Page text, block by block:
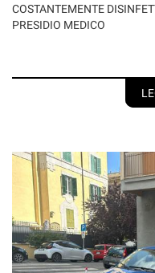
COSTANTEMENTE
PRESIDIO MEDICO
ANCHE IN ALTRE VARIANTI
Nuovo modello 2025
(Mild-Hybrid) HYBRID
Quadro Digitale
Azzurro Italia Metallizzato
Sensore sbandamento corsia
Climatizzatore con filtri
123 Tessuto Squircle Nero
008 Telecomando